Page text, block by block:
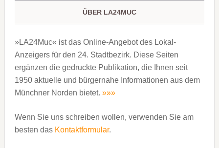
ÜBER LA24MUC
»LA24Muc« ist das Online-Angebot des Lokal-
Anzeigers für den 24. Stadtbezirk. Diese Seiten
ergänzen die gedruckte Publi­kation, die Ihnen seit
1950 aktuelle und bürgernahe Informationen aus dem
Münchner Norden bietet. »»»
Wenn Sie uns schreiben wollen, verwenden Sie am
besten das Kontaktformular.